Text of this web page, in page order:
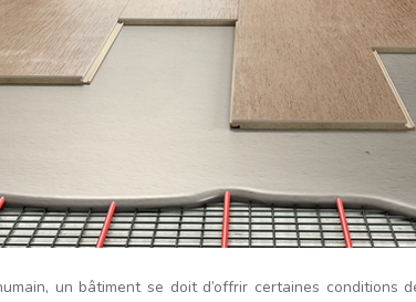
un bâtiment se doit d’offrir certaines